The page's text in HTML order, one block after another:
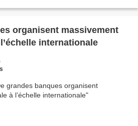
organisent massivement
internationale